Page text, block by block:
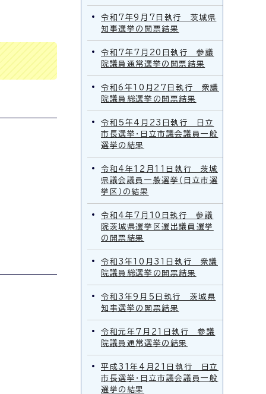
令和7年9月7日執行 茨城県
知事選挙の開票結果
令和7年7月20日執行 参議
院議員通常選挙の開票結果
令和6年10月27日執行 衆議
院議員総選挙の開票結果
令和5年4月23日執行 日立
市長選挙・日立市議会議員一般
選挙の結果
令和4年12月11日執行 茨城
県議会議員一般選挙（日立市選
挙区）の結果
令和4年7月10日執行 参議
院茨城県選挙区選出議員選挙
の開票結果
令和3年10月31日執行 衆議
院議員総選挙の開票結果
令和3年9月5日執行 茨城県
知事選挙の開票結果
令和元年7月21日執行 参議
院議員通常選挙の結果
平成31年4月21日執行 日立
市長選挙・日立市議会議員一般
選挙の結果